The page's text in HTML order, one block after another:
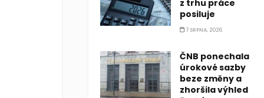
page
of this
z trhu práce
posiluje
7 SRPNA, 2026
ČNB ponechala
úrokové sazby
beze změny a
zhoršila výhled